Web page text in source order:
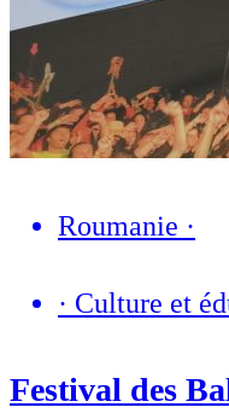
Roumanie ·
· Culture et
Festival des